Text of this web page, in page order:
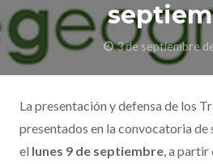
3 de septiembre
La presentación y defensa de los
presentados en la convocatoria
el lunes 9 de septiembre, a partir